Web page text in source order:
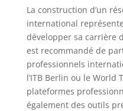
La construction d’un
international
développer sa carrière
est recommandé de
professionnels
l’ITB Berlin ou le World
plateformes
également des outils